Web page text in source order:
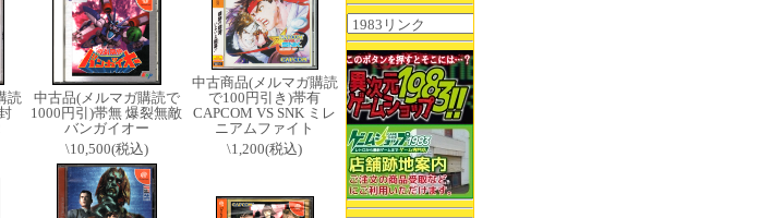
読
中古品(メルマガ購読で
1000円引)帯無 爆裂無敵
バンガイオー
\10,500(税込)
中古商品(メルマガ購読
で100円引き)帯有
CAPCOM VS SNK ミレ
ニアムファイト
\1,200(税込)